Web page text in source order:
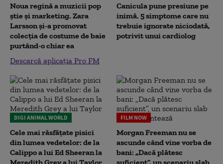
Noua regină a muzicii pop
știe și marketing. Zara
Larsson și-a promovat
colecția de costume de baie
purtând-o chiar ea
Descarcă aplicația Pro FM
Canicula pune presiune pe
inimă. 5 simptome care nu
trebuie ignorate niciodată,
potrivit unui cardiolog
DIGI ANIMAL WORLD
Cele mai răsfățate pisici
din lumea vedetelor: de la
Calippo a lui Ed Sheeran la
Meredith Grey a lui Taylor
FILM NOW
Morgan Freeman nu se
ascunde când vine vorba de
bani: „Dacă plătesc
suficient”, un scenariu slab